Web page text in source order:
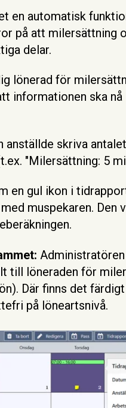
en automatisk
på att milersättning
delar.
lönerad för
informationen ska nå
anställde skriva
"Milersättning: 5
en gul ikon i
muspekaren. Den
till löneraden för
Där finns det
på löneartsnivå.